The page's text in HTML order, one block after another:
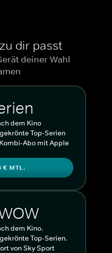
dir passt
deiner Wahl
dem Kino
Top-Serien
Abo mit Apple
€ MTL.
dem Kino.
Top-Serien.
von Sky Sport